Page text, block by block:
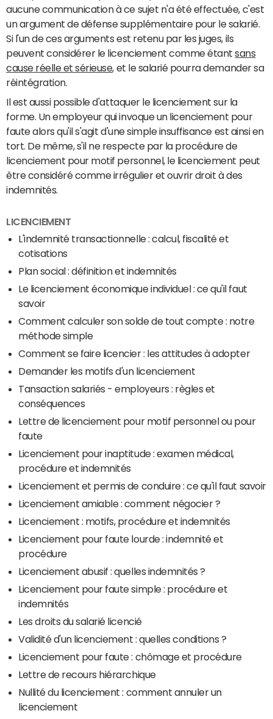
aucune communication à ce sujet n'a été effectuée, c'est
un argument de défense supplémentaire pour le salarié.
Si l'un de ces arguments est retenu par les juges, ils
peuvent considérer le licenciement comme étantsans
cause réelle et sérieuse, et le salarié pourra demander sa
réintégration.
Il est aussi possible d'attaquer le licenciement sur la
forme. Un employeur qui invoque un licenciement pour
faute alors qu'il s'agit d'une simple insuffisance est ainsi en
tort. De même, s'il ne respecte par la procédure de
licenciement pour motif personnel, le licenciement peut
être considéré comme irrégulier et ouvrir droit à des
indemnités.
LICENCIEMENT
L'indemnité transactionnelle : calcul, fiscalité et
cotisations
Plan social : définition et indemnités
Le licenciement économique individuel : ce qu'il faut
savoir
Comment calculer son solde de tout compte : notre
méthode simple
Comment se faire licencier : les attitudes à adopter
Demander les motifs d'un licenciement
Tansaction salariés - employeurs : règles et
conséquences
Lettre de licenciement pour motif personnel ou pour
faute
Licenciement pour inaptitude : examen médical,
procédure et indemnités
Licenciement et permis de conduire : ce qu'il faut savoir
Licenciement amiable : comment négocier ?
Licenciement : motifs, procédure et indemnités
Licenciement pour faute lourde : indemnité et
procédure
Licenciement abusif : quelles indemnités ?
Licenciement pour faute simple : procédure et
indemnités
Les droits du salarié licencié
Validité d'un licenciement : quelles conditions ?
Licenciement pour faute : chômage et procédure
Lettre de recours hiérarchique
Nullité du licenciement : comment annuler un
licenciement